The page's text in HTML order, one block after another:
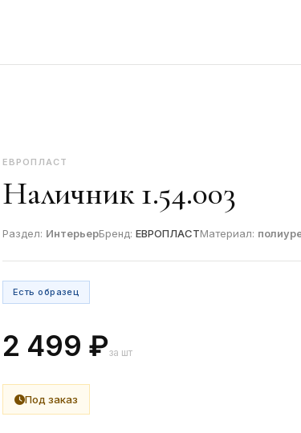
ЕВРОПЛАСТ
Наличник 1.54.003
Раздел: ИнтерьерБренд: ЕВРОПЛАСТМатериал:
Есть образец
2 499 ₽за шт
Под заказ